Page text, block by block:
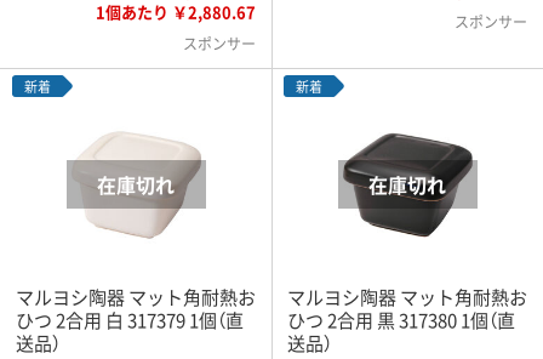
1個あたり ￥2,880.67
スポンサー
スポンサー
新着
マルヨシ陶器 マット角耐熱お
ひつ 2合用 白 317379 1個（直
送品）
新着
マルヨシ陶器 マット角耐熱お
ひつ 2合用 黒 317380 1個（直
送品）